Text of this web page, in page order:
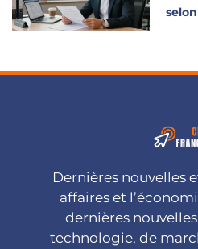
Dernières nouvelles
affaires et
dernières
technologie, de